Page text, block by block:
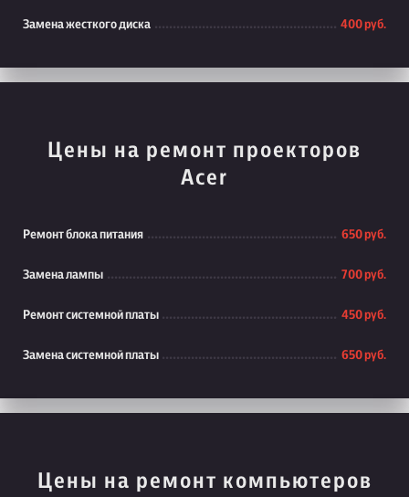
Замена жесткого диска 400 руб.
Цены на ремонт проекторов
Acer
Ремонт блока питания 650 руб.
Замена лампы 700 руб.
Ремонт системной платы 450 руб.
Замена системной платы 650 руб.
Цены на ремонт компьютеров